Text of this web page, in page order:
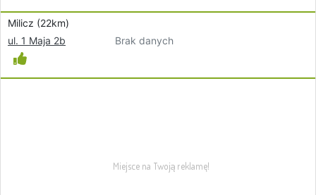
Milicz (22km)
ul. 1 Maja 2b
Brak danych